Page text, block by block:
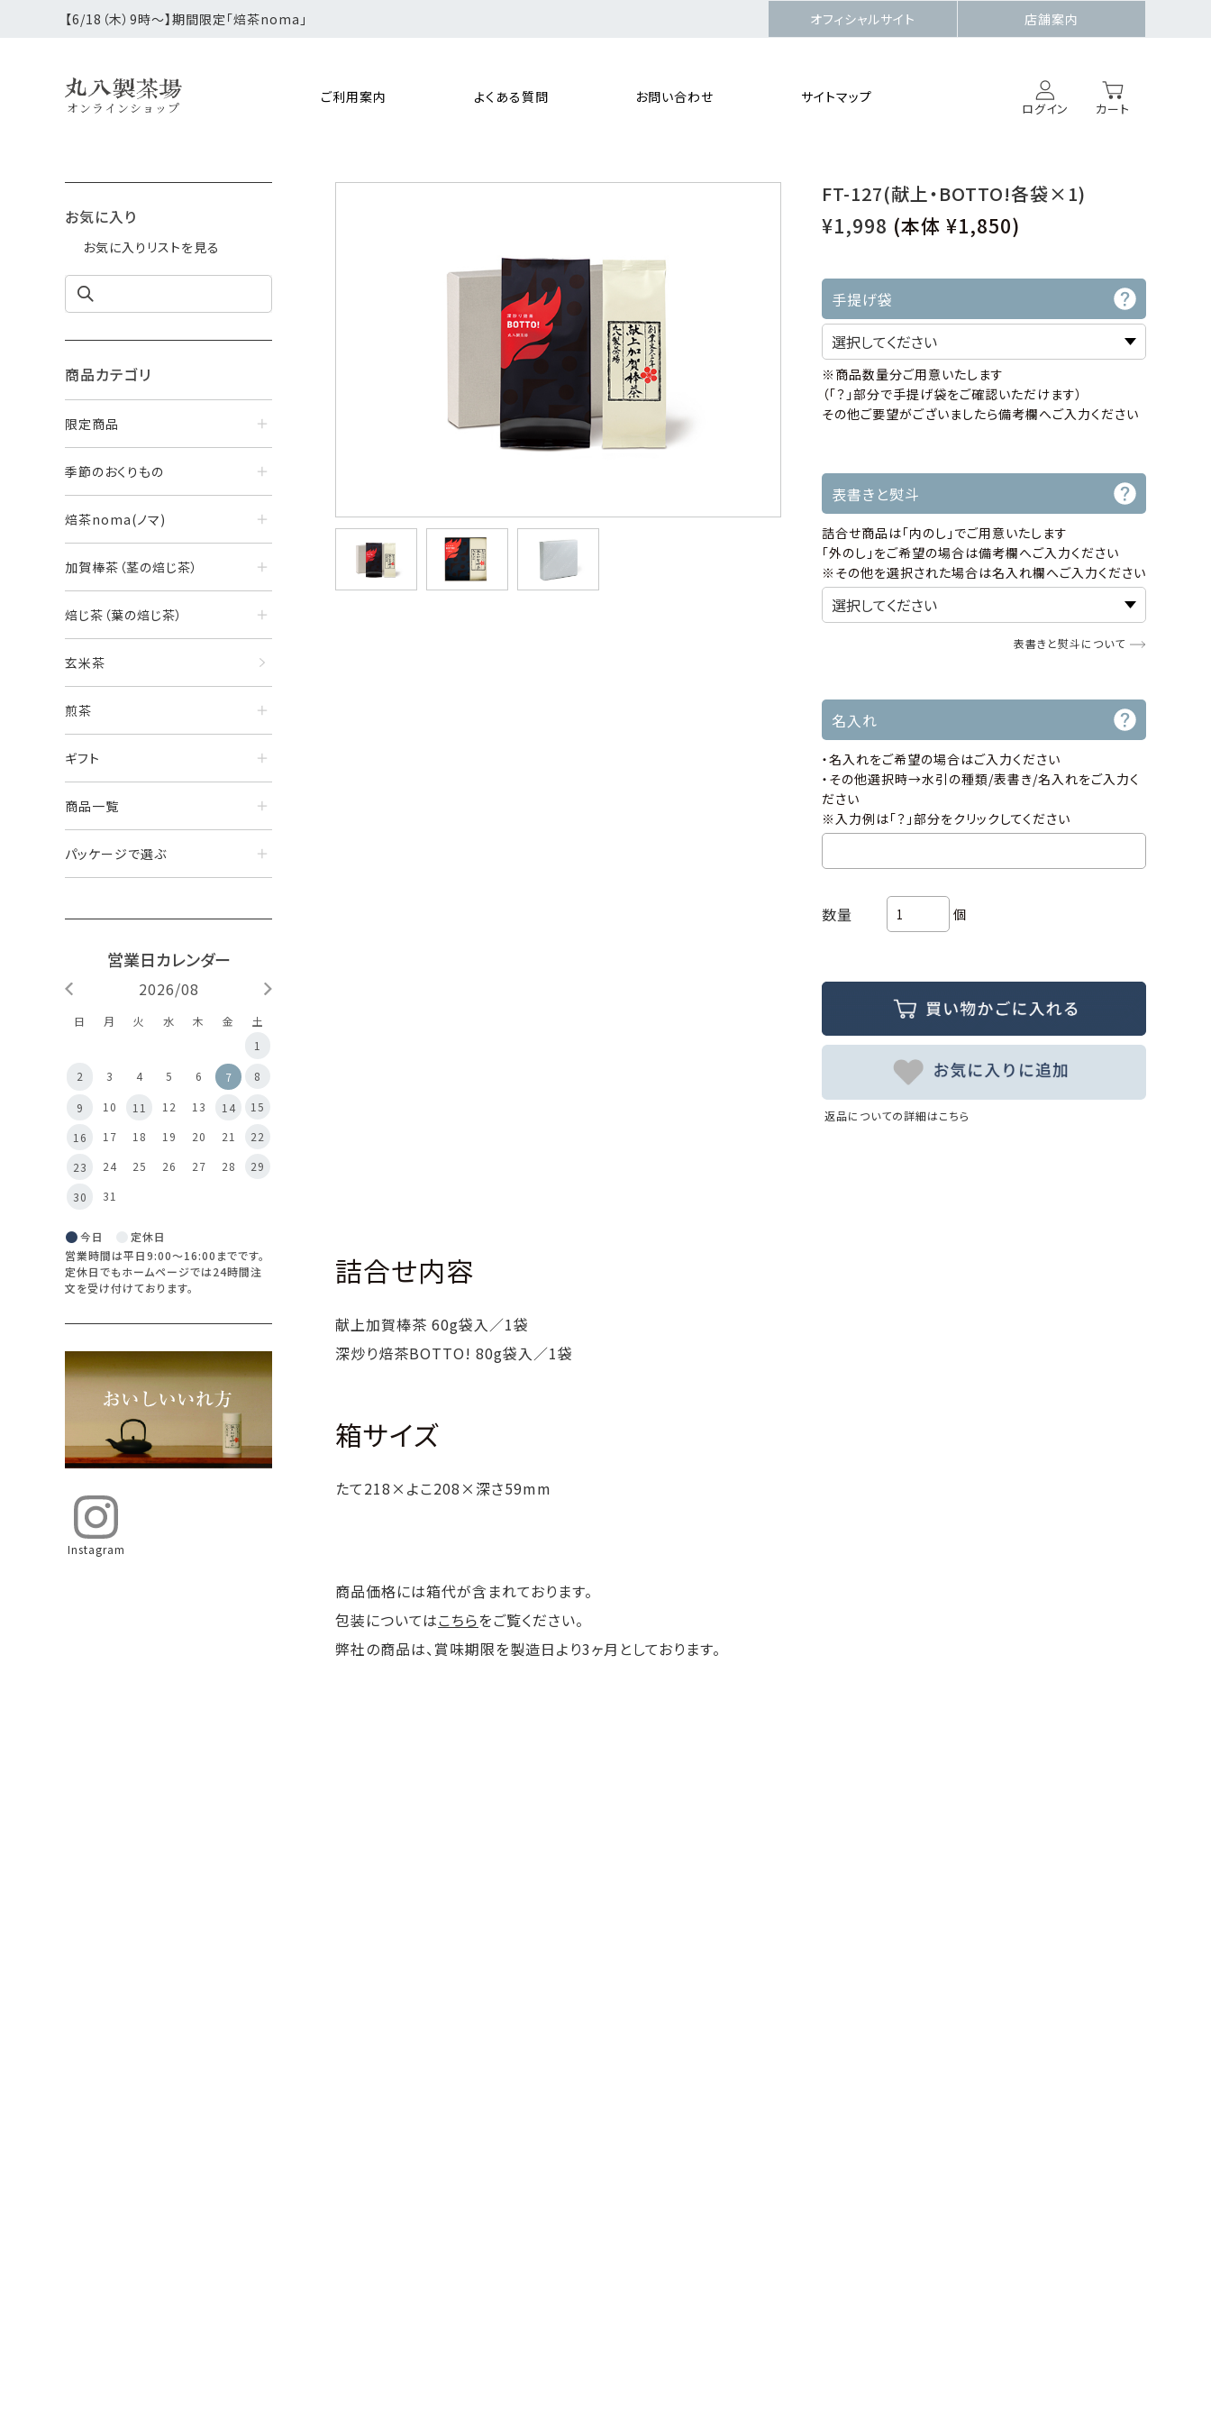
【6/18（木）9時〜】期間限定「焙茶noma」 オフィシャルサイト 店舗案内
オンラインショップ
ご利用案内 よくある質問 お問い合わせ サイトマップ
ログイン カート
FT-127(献上・BOTTO!各袋×1)
¥1,998 (本体 ¥1,850)
手提げ袋
※商品数量分ご用意いたします
（「？」部分で手提げ袋をご確認いただけます）
その他ご要望がございましたら備考欄へご入力ください
表書きと熨斗
詰合せ商品は「内のし」でご用意いたします
「外のし」をご希望の場合は備考欄へご入力ください
※その他を選択された場合は名入れ欄へご入力ください
表書きと熨斗について
名入れ
・名入れをご希望の場合はご入力ください
・その他選択時→水引の種類/表書き/名入れをご入力く
ださい
※入力例は「？」部分をクリックしてください
数量 個
返品についての詳細はこちら
詰合せ内容
献上加賀棒茶 60g袋入／1袋
深炒り焙茶BOTTO! 80g袋入／1袋
箱サイズ
たて218×よこ208×深さ59mm
商品価格には箱代が含まれております。
包装についてはこちらをご覧ください。
弊社の商品は、賞味期限を製造日より3ヶ月としております。
お気に入り
お気に入りリストを見る
商品カテゴリ
限定商品
季節のおくりもの
焙茶noma(ノマ)
加賀棒茶（茎の焙じ茶）
焙じ茶（葉の焙じ茶）
玄米茶
煎茶
ギフト
商品一覧
パッケージで選ぶ
2026/08
日 月 火 水 木 金
土
1
2 3 4 5 6 7 8
9 10 11 12 13 14
15
16
17 18 19 20 21
22
23
24 25 26 27 28
29
30
31
●今日
定休日
営業時間は平日9:00〜16:00までです。
定休日でもホームページでは24時間注
文を受け付けております。
Instagram